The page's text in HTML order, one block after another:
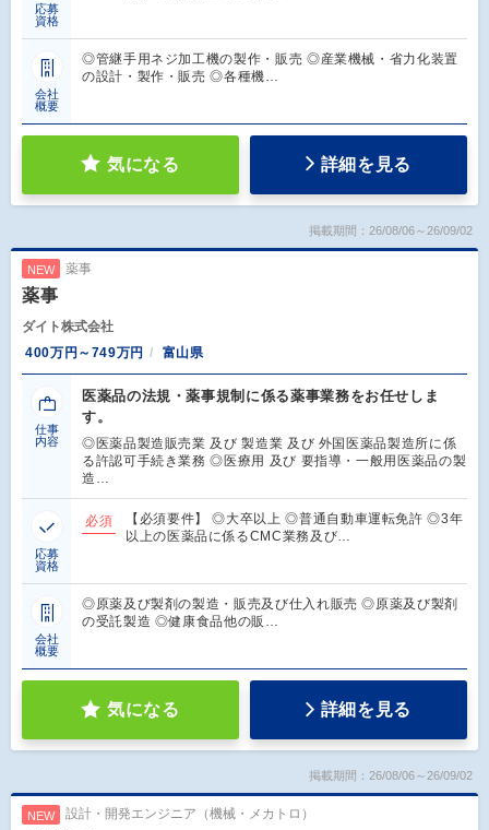
応募
資格
会社
概要
◎管継手用ネジ加工機の製作・販売 ◎産業機械・省力化装置
の設計・製作・販売 ◎各種機…
気になる 詳細を見る
掲載期間：26/08/06～26/09/02
NEW 薬事
薬事
ダイト株式会社
400万円～749万円
富山県
仕事
内容
医薬品の法規・薬事規制に係る薬事業務をお任せしま
す。
◎医薬品製造販売業 及び 製造業 及び 外国医薬品製造所に係
る許認可手続き業務 ◎医療用 及び 要指導・一般用医薬品の製
造…
応募
資格
必須
【必須要件】 ◎大卒以上 ◎普通自動車運転免許 ◎3年
以上の医薬品に係るCMC業務及び…
会社
概要
◎原薬及び製剤の製造・販売及び仕入れ販売 ◎原薬及び製剤
の受託製造 ◎健康食品他の販…
気になる 詳細を見る
掲載期間：26/08/06～26/09/02
NEW 設計・開発エンジニア（機械・メカトロ）